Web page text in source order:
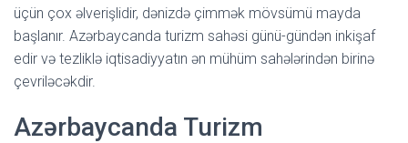
üçün çox əlverişlidir, dənizdə çimmək mövsümü mayda
başlanır. Azərbaycanda turizm sahəsi günü-gündən inkişaf
edir və tezliklə iqtisadiyyatın ən mühüm sahələrindən birinə
çevriləcəkdir.
Azərbaycanda Turizm